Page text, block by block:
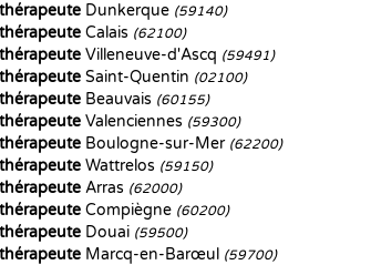
Dunkerque (59140)
Calais (62100)
Villeneuve-d'Ascq (59491)
Saint-Quentin (02100)
Beauvais (60155)
Valenciennes (59300)
Boulogne-sur-Mer (62200)
Wattrelos (59150)
Arras (62000)
Compiègne (60200)
Douai (59500)
Marcq-en-Barœul (59700)